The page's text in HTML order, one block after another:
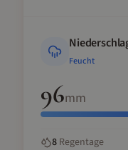
Feucht
96mm
8 Regentage